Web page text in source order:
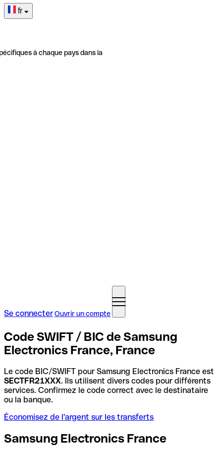
fr
à chaque pays dans la
Se connecterOuvrir un compte
Code SWIFT / BIC de Samsung
Electronics France, France
Le code BIC/SWIFT pour Samsung Electronics France est
SECTFR21XXX. Ils utilisent divers codes pour différents
services. Confirmez le code correct avec le destinataire
ou la banque.
Économisez de l'argent sur les transferts
Samsung Electronics France